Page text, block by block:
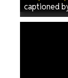
captioned